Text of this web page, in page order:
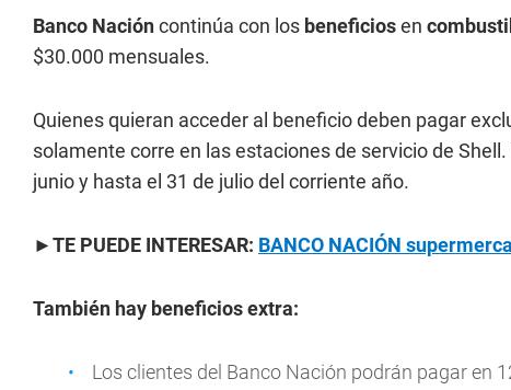
Banco Nacióncontinúa con los beneficiosen
$30.000 mensuales.
Quienes quieran acceder al beneficio deben pagar
solamente corre en las estaciones de servicio de
junio y hasta el 31 de julio del corriente año.
►TE PUEDE INTERESAR: BANCO NACIÓN
También hay beneficios extra:
Los clientes del Banco Nación podrán pagar en